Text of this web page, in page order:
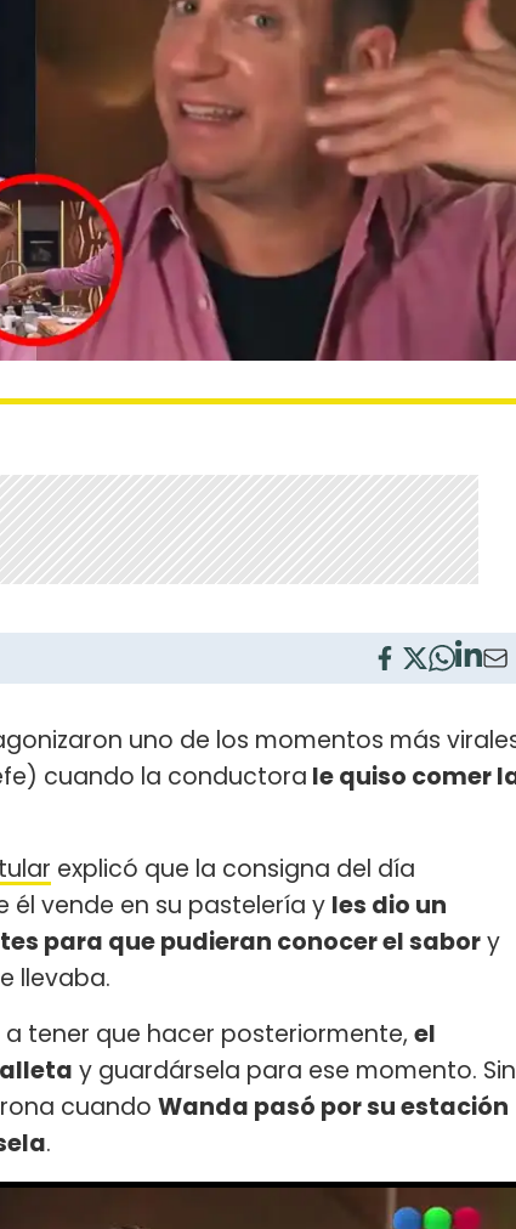
uno de los momentos más
cuando la conductora le quiso comer
explicó que la consigna del día
él vende en su pastelería y les dio un
para que pudieran conocer el sabory
llevaba.
tener que hacer posteriormente, el
y guardársela para ese momento. Sin
cuando Wanda pasó por su estación
.